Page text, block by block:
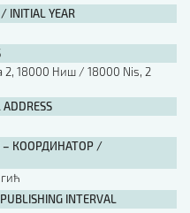
YEAR
2, 18000 Ниш / 18000 Nis, 2
– КООРДИНАТОР /
INTERVAL